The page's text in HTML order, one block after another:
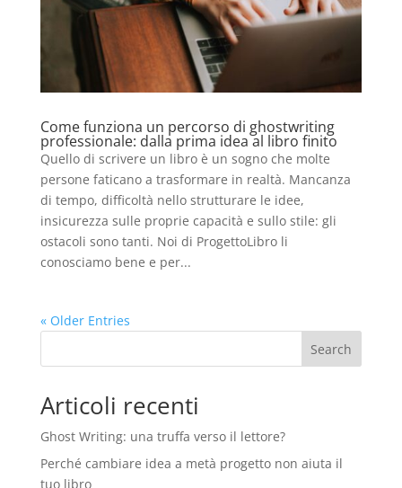
Come funziona un percorso di ghostwriting
professionale: dalla prima idea al libro finito
Quello di scrivere un libro è un sogno che molte
persone faticano a trasformare in realtà. Mancanza
di tempo, difficoltà nello strutturare le idee,
insicurezza sulle proprie capacità e sullo stile: gli
ostacoli sono tanti. Noi di ProgettoLibro li
conosciamo bene e per...
« Older Entries
Search
Articoli recenti
Ghost Writing: una truffa verso il lettore?
Perché cambiare idea a metà progetto non aiuta il
tuo libro